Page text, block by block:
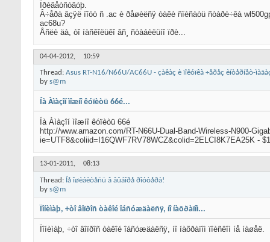
Ïðèâåòñòâóþ.
Â÷åðà âçÿë íîóò ñ .ac è ðåøèëñÿ òàêè ñïèñàòü ñòàðè÷êà
ac68u?
Åñëè äà, òî íàñêîëüêî âñ¸ ñòàáèëüíî ïðè...
04-04-2012, 10:59
Thread: Asus RT-N16/N66U/AC66U - çàêàç è ïîêóïêà ÷åðåç èíòåðíåò-
by s@m
Íà Àìàçîí ìîæíî êóïèòü 66é...
Íà Àìàçîí ìîæíî êóïèòü 66é
http://www.amazon.com/RT-N66U-Dual-Band-Wireless-N900-
ie=UTF8&coliid=I16QWF7RV78WCZ&colid=2ELCI8K7EA25K -
13-01-2011, 08:13
Thread: Íå îøèáèòåñü â âûáîðå ðîóòåðà!
by s@m
Ïîíèìàþ, ÷òî âîïðîñ òàêîé îáñóæäàëñÿ, íî íàõðàïîì...
Ïîíèìàþ, ÷òî âîïðîñ òàêîé îáñóæäàëñÿ, íî íàõðàïîì ïîèñêîì íå íàøåë.